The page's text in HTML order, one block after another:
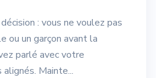
: vous ne voulez pas
ou un garçon avant la
parlé avec votre
Mainte...